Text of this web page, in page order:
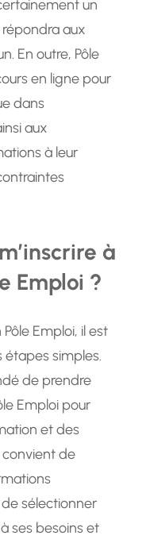
un
aux
En outre, Pôle
en ligne pour
dans
aux
à leur
à
Emploi ?
Emploi, il est
étapes simples.
de prendre
Emploi pour
et des
convient de
sélectionner
ses besoins et